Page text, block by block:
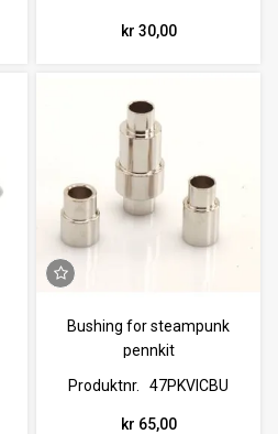
kr 30,00
Bushing for steampunk
pennkit
Produktnr.
47PKVICBU
kr 65,00